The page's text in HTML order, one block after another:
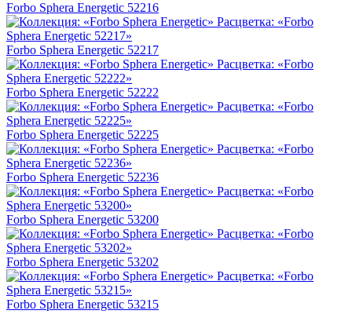
Forbo Sphera Energetic 52216
Forbo Sphera Energetic 52217
Forbo Sphera Energetic 52222
Forbo Sphera Energetic 52225
Forbo Sphera Energetic 52236
Forbo Sphera Energetic 53200
Forbo Sphera Energetic 53202
Forbo Sphera Energetic 53215